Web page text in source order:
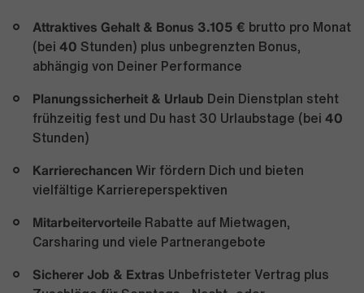
Attraktives Gehalt & Bonus 3.105 € brutto pro Monat
(bei 40 Stunden) plus unbegrenzten Bonus,
abhängig von Deiner Performance
Planungssicherheit & Urlaub Dein Dienstplan steht
frühzeitig fest und Du hast 30 Urlaubstage (bei 40
Stunden)
Karrierechancen Wir fördern Dich und bieten
vielfältige Karriereperspektiven
Mitarbeitervorteile Rabatte auf Mietwagen,
Carsharing und viele Partnerangebote
Sicherer Job & Extras Unbefristeter Vertrag plus